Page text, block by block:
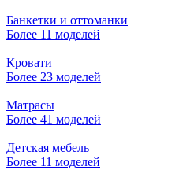
Банкетки и оттоманки
Более 11 моделей
Кровати
Более 23 моделей
Матрасы
Более 41 моделей
Детская мебель
Более 11 моделей